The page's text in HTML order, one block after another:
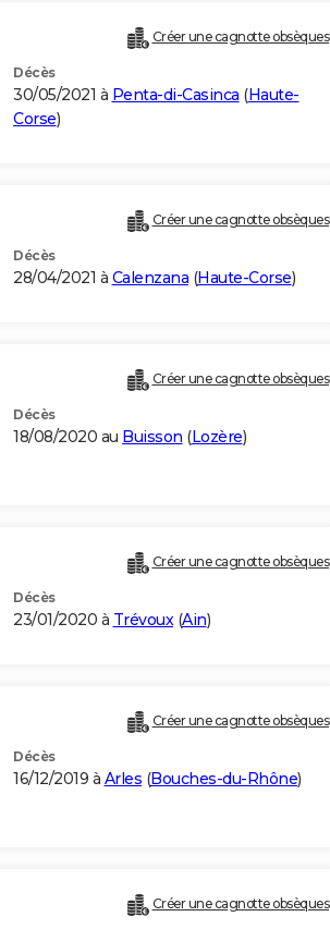
Créer une cagnotte obsèques
Décès
30/05/2021 à Penta-di-Casinca (Haute-
Corse)
Créer une cagnotte obsèques
Décès
28/04/2021 à Calenzana (Haute-Corse)
Créer une cagnotte obsèques
Décès
18/08/2020 au Buisson (Lozère)
Créer une cagnotte obsèques
Décès
23/01/2020 à Trévoux(Ain)
Créer une cagnotte obsèques
Décès
16/12/2019 à Arles (Bouches-du-Rhône)
Créer une cagnotte obsèques